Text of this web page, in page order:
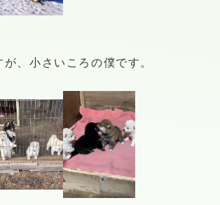
、小さいころの僕です。